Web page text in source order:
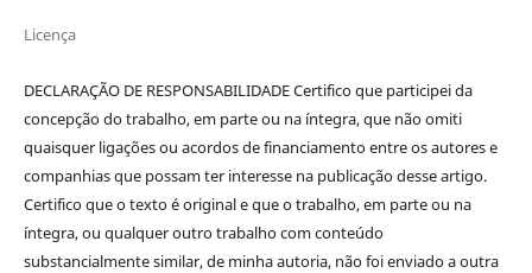
Licença
DECLARAÇÃO DE RESPONSABILIDADE Certifico que participei da
concepção do trabalho, em parte ou na íntegra, que não omiti
quaisquer ligações ou acordos de financiamento entre os autores e
companhias que possam ter interesse na publicação desse artigo.
Certifico que o texto é original e que o trabalho, em parte ou na
íntegra, ou qualquer outro trabalho com conteúdo
substancialmente similar, de minha autoria, não foi enviado a outra